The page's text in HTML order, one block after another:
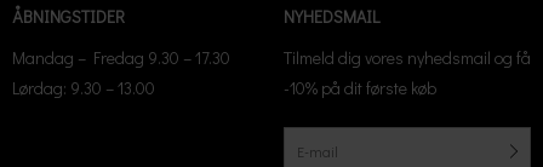
ÅBNINGSTIDER
Mandag – Fredag 9.30 – 17.30
Lørdag: 9.30 – 13.00
NYHEDSMAIL
Tilmeld dig vores nyhedsmail og få
-10% på dit første køb